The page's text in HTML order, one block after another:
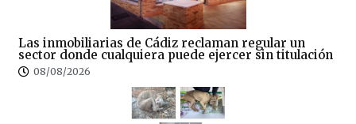
Las inmobiliarias de Cádiz reclaman regular un
sector donde cualquiera puede ejercer sin titulación
08/08/2026